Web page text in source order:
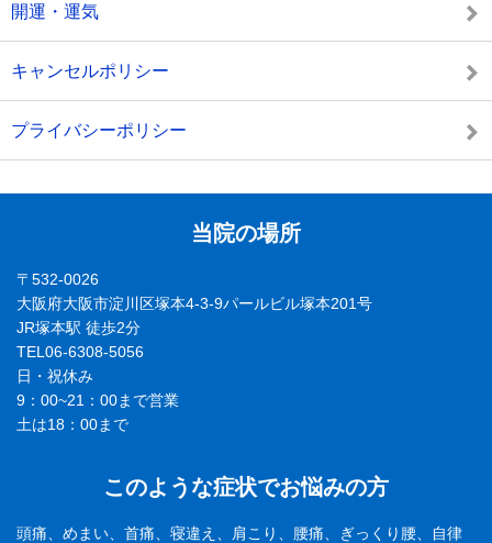
開運・運気
キャンセルポリシー
プライバシーポリシー
当院の場所
〒532-0026
大阪府大阪市淀川区塚本4-3-9パールビル塚本201号
JR塚本駅 徒歩2分
TEL06-6308-5056
日・祝休み
9：00~21：00まで営業
土は18：00まで
このような症状でお悩みの方
頭痛、めまい、首痛、寝違え、肩こり、腰痛、ぎっくり腰、自律